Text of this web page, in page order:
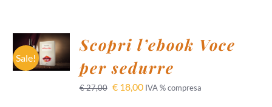
Sale!
AL
CARRELLO
/
Scopri l’ebook Voce
per sedurre
€27,00 €18,00 IVA % compresa